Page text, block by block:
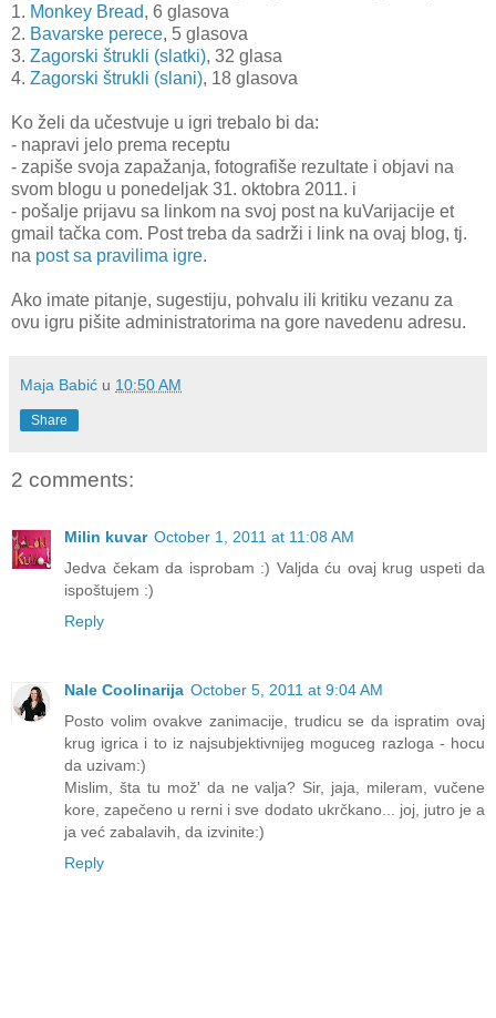
1. Monkey Bread, 6 glasova
2. Bavarske perece, 5 glasova
3. Zagorski štrukli (slatki), 32 glasa
4. Zagorski štrukli (slani), 18 glasova
Ko želi da učestvuje u igri trebalo bi da:
- napravi jelo prema receptu
- zapiše svoja zapažanja, fotografiše rezultate i objavi na
svom blogu u ponedeljak 31. oktobra 2011. i
- pošalje prijavu sa linkom na svoj post na kuVarijacije et
gmail tačka com. Post treba da sadrži i link na ovaj blog, tj.
na post sa pravilima igre.
Ako imate pitanje, sugestiju, pohvalu ili kritiku vezanu za
ovu igru pišite administratorima na gore navedenu adresu.
Maja Babić u 10:50 AM
Share
2 comments:
Milin kuvar October 1, 2011 at 11:08 AM
Jedva čekam da isprobam :) Valjda ću ovaj krug uspeti da
ispoštujem :)
Reply
Nale Coolinarija October 5, 2011 at 9:04 AM
Posto volim ovakve zanimacije, trudicu se da ispratim ovaj
krug igrica i to iz najsubjektivnijeg moguceg razloga - hocu
da uzivam:)
Mislim, šta tu mož' da ne valja? Sir, jaja, mileram, vučene
kore, zapečeno u rerni i sve dodato ukrčkano... joj, jutro je a
ja već zabalavih, da izvinite:)
Reply